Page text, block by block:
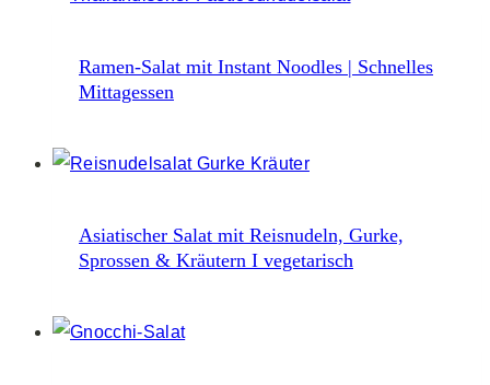
Ramen-Salat mit Instant Noodles | Schnelles
Mittagessen
Asiatischer Salat mit Reisnudeln, Gurke,
Sprossen & Kräutern I vegetarisch